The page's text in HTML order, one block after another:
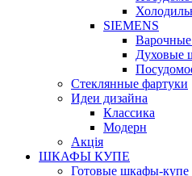
SIEMENS
Варочные
Духовые
Стеклянные фартуки
Идеи дизайна
Класcика
Модерн
Акція
ШКАФЫ КУПЕ
Готовые шкафы-купе